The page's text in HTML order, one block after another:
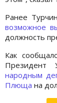
Ранее
возможное
должность
Как
Президент
народным
Плюща на